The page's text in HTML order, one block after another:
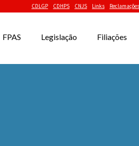
CDLGP CDHPS CNJS Links Reclamações
FPAS Legislação Filiações